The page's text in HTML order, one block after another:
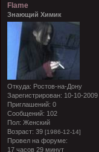
Flame
Знающий Химик
Откуда: Ростов-на-Дону
Зарегистрирован: 10-10-2009
Приглашений: 0
Сообщений: 102
Пол: Женский
Возраст: 39 [1986-12-14]
Провел на форуме:
17 часов 29 минут